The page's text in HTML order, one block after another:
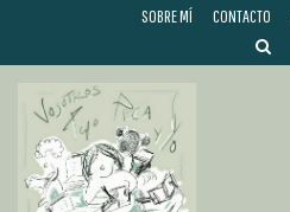
SOBRE MÍ CONTACTO